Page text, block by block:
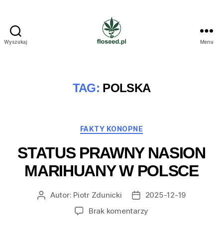
Wyszukaj Menu
TAG: POLSKA
Kategorie
FAKTY KONOPNE
STATUS PRAWNY NASION
MARIHUANY W POLSCE
AutorAutor: Piotr Zdunicki
Data2025-12-19
Brak komentarzy